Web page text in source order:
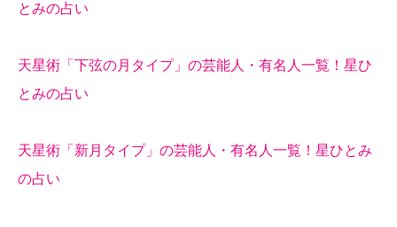
とみの占い
天星術「下弦の月タイプ」の芸能人・有名人一覧！星ひ
とみの占い
天星術「新月タイプ」の芸能人・有名人一覧！星ひとみ
の占い